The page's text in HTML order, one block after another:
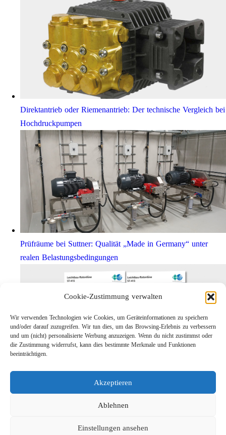
Cookie-Zustimmung verwalten
Wir verwenden Technologien wie Cookies, um Geräteinformationen zu speichern
und/oder darauf zuzugreifen. Wir tun dies, um das Browsing-Erlebnis zu verbessern
und um (nicht) personalisierte Werbung anzuzeigen. Wenn du nicht zustimmst oder
die Zustimmung widerrufst, kann dies bestimmte Merkmale und Funktionen
beeinträchtigen.
Akzeptieren
Ablehnen
Einstellungen ansehen
Direktantrieb oder Riemenantrieb: Der technische Vergleich bei
Hochdruckpumpen
Prüfräume bei Suttner: Qualität „Made in Germany“ unter
realen Belastungsbedingungen
Links